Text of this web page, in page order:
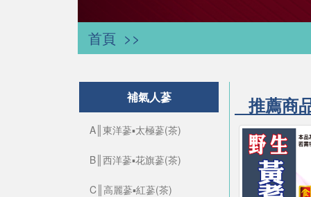
首頁
推薦商
補氣人蔘
A║東洋蔘▪太極蔘(茶)
B║西洋蔘▪花旗蔘(茶)
C║高麗蔘▪紅蔘(茶)